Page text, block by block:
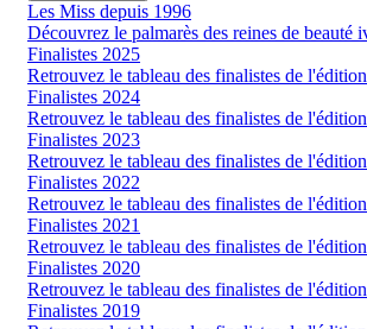
Les Miss depuis 1996
Découvrez le palmarès des reines de beauté
Finalistes 2025
Retrouvez le tableau des finalistes de
Finalistes 2024
Retrouvez le tableau des finalistes de
Finalistes 2023
Retrouvez le tableau des finalistes de
Finalistes 2022
Retrouvez le tableau des finalistes de
Finalistes 2021
Retrouvez le tableau des finalistes de
Finalistes 2020
Retrouvez le tableau des finalistes de
Finalistes 2019